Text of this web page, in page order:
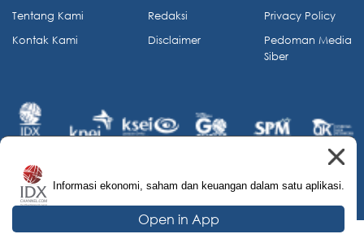
Informasi ekonomi, saham dan keuangan dalam satu aplikasi.
Open in App
Tentang Kami
Kontak Kami
Redaksi
Disclaimer
Privacy Policy
Pedoman Media
Siber
© 2026 IDX Channel. All Rights Reserved.